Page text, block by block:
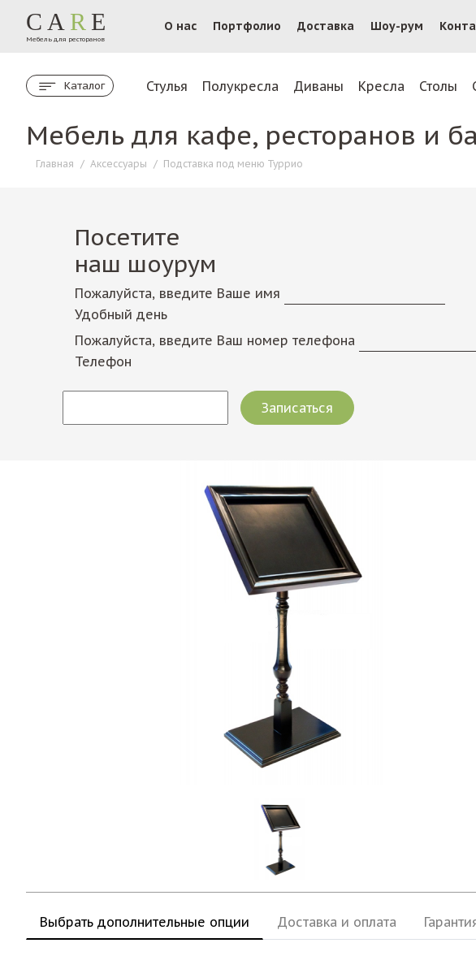
CA R E
Мебель для ресторанов
О нас Портфолио Доставка Шоу-рум
Каталог Стулья Полукресла Диваны Кресла Столы
Мебель для кафе, ресторанов и
Главная / Аксессуары / Подставка под меню Туррио
Посетите
наш шоурум
Пожалуйста, введите Ваше имя
Удобный день
Пожалуйста, введите Ваш номер телефона
Телефон
Выбрать дополнительные опции Доставка и оплата